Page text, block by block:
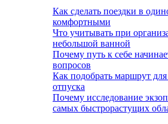
Как сделать поездки в
комфортными
Что учитывать при
небольшой ванной
Почему путь к себе
вопросов
Как подобрать маршрут
отпуска
Почему исследование
самых быстрорастущих